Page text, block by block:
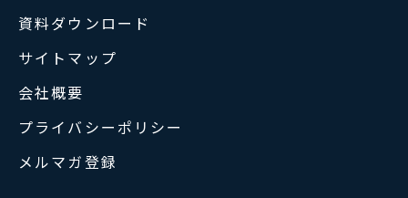
資料ダウンロード
サイトマップ
会社概要
プライバシーポリシー
メルマガ登録